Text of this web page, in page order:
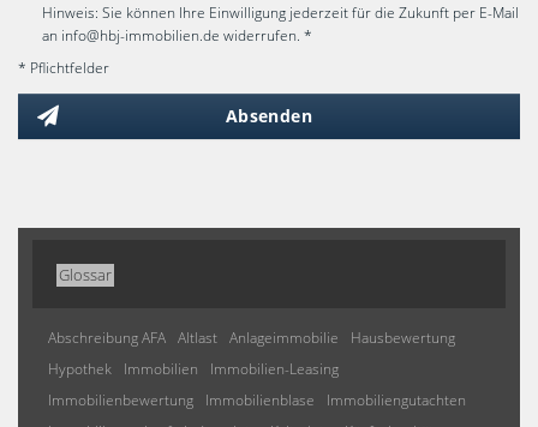
Hinweis: Sie können Ihre Einwilligung jederzeit für die Zukunft per E-Mail
an info@hbj-immobilien.de widerrufen. *
* Pflichtfelder
Absenden
Glossar
Abschreibung AFA Altlast Anlageimmobilie
Hausbewertung
Hypothek
Immobilien
Immobilien-Leasing
Immobilienbewertung
Immobilienblase
Immobiliengutachten